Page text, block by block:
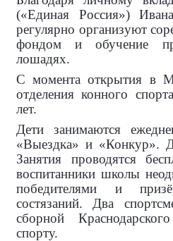
(«Единая Россия»)
регулярно организуют
фондом и обучение
лошадях.
С момента открытия в
отделения конного
лет.
Дети занимаются
«Выездка» и «Конкур».
Занятия проводятся
воспитанники школы
победителями и
состязаний. Два
сборной
спорту.